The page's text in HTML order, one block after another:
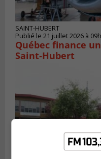
SAINT-HUBERT
Publié le 21 juillet 2026 à
Québec finance
Saint‑Hubert